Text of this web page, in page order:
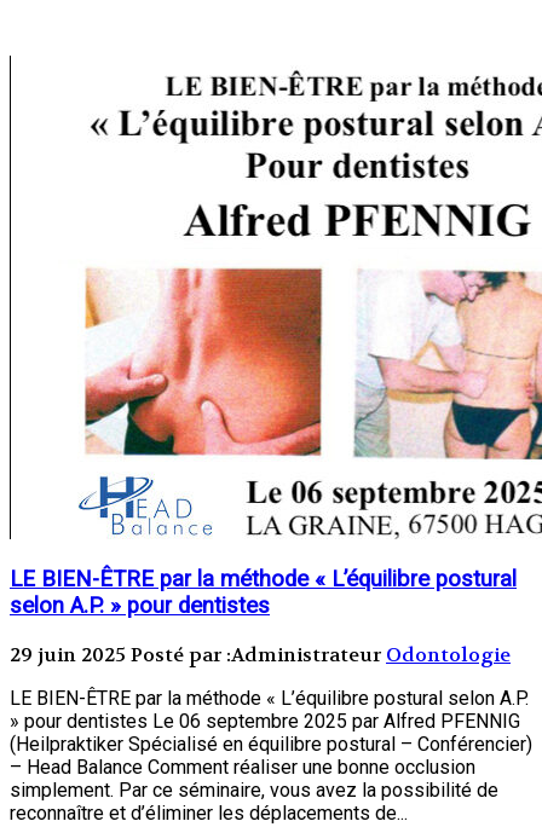
LE BIEN-ÊTRE par la méthode « L’équilibre postural
selon A.P. » pour dentistes
29 juin 2025 Posté par :Administrateur Odontologie
LE BIEN-ÊTRE par la méthode « L’équilibre postural selon A.P.
» pour dentistes Le 06 septembre 2025 par Alfred PFENNIG
(Heilpraktiker Spécialisé en équilibre postural – Conférencier)
– Head Balance Comment réaliser une bonne occlusion
simplement. Par ce séminaire, vous avez la possibilité de
reconnaître et d’éliminer les déplacements de...